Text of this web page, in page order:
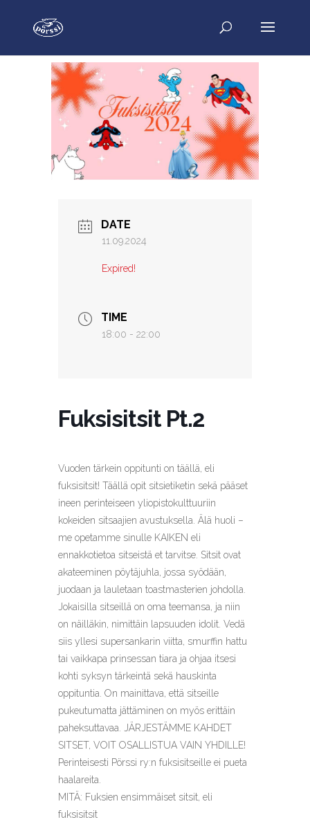
DATE
11.09.2024
Expired!
TIME
18:00 - 22:00
Fuksisitsit Pt.2
Vuoden tärkein oppitunti on täällä, eli
fuksisitsit! Täällä opit sitsietiketin sekä pääset
ineen perinteiseen yliopistokulttuuriin
kokeiden sitsaajien avustuksella. Älä huoli –
me opetamme sinulle KAIKEN eli
ennakkotietoa sitseistä et tarvitse. Sitsit ovat
akateeminen pöytäjuhla, jossa syödään,
juodaan ja lauletaan toastmasterien johdolla.
Jokaisilla sitseillä on oma teemansa, ja niin
on näilläkin, nimittäin lapsuuden idolit. Vedä
siis yllesi supersankarin viitta, smurffin hattu
tai vaikkapa prinsessan tiara ja ohjaa itsesi
kohti syksyn tärkeintä sekä hauskinta
oppituntia. On mainittava, että sitseille
pukeutumatta jättäminen on myös erittäin
paheksuttavaa. JÄRJESTÄMME KAHDET
SITSET, VOIT OSALLISTUA VAIN YHDILLE!
Perinteisesti Pörssi ry:n fuksisitseille ei pueta
haalareita.
MITÄ: Fuksien ensimmäiset sitsit, eli
fuksisitsit